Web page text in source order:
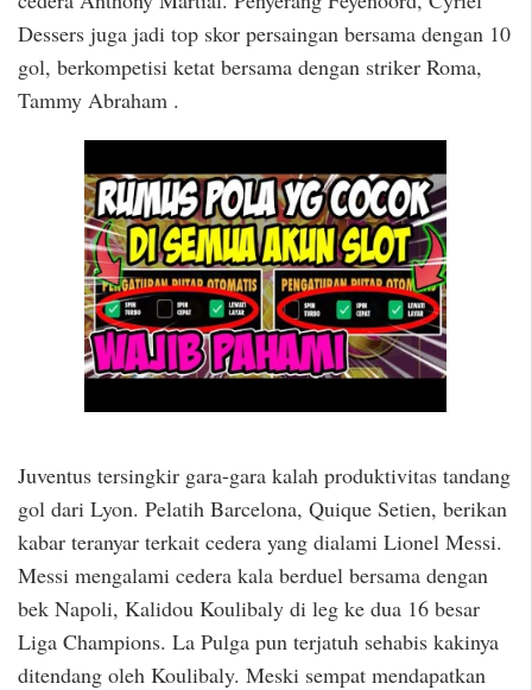
Dessers juga jadi top skor persaingan bersama dengan 10
gol, berkompetisi ketat bersama dengan striker Roma,
Tammy Abraham .
Juventus tersingkir gara-gara kalah produktivitas tandang
gol dari Lyon. Pelatih Barcelona, Quique Setien, berikan
kabar teranyar terkait cedera yang dialami Lionel Messi.
Messi mengalami cedera kala berduel bersama dengan
bek Napoli, Kalidou Koulibaly di leg ke dua 16 besar
Liga Champions. La Pulga pun terjatuh sehabis kakinya
ditendang oleh Koulibaly. Meski sempat mendapatkan